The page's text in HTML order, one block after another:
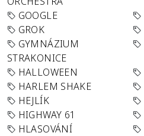
GOOGLE
GROK
GYMNÁZIUM
STRAKONICE
HALLOWEEN
HARLEM SHAKE
HEJLÍK
HIGHWAY 61
HLASOVÁNÍ